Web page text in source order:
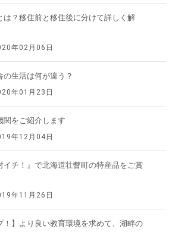
は？移住前と移住後に分けて詳しく解
年02月06日
生活は何が違う？
年01月23日
関をご紹介します
年12月04日
イチ！』で北海道壮瞥町の特産品をご賞
年11月26日
！】より良い教育環境を求めて、湖畔の